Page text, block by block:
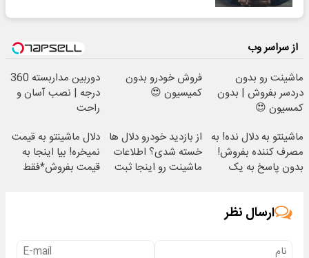
از سراسر وب
ماشینت رو بدون
دردسر بفروش | بدون
کمسیون 😍
فروش خودرو بدون
کمیسیون 😍
دوربین مداربسته 360
درجه | نصب آسان و
راحت
ماشینتو به دلال نده! به
مصرف کننده بفروش!
بدون پاسخ به یک
از بازدید خودرو دلال ها
خسته شدی؟ اطلاعات
ماشینت رو اینجا ثبت
دلال ماشینتو به قیمت
نمیخره! بیا اینجا به
قیمت بفروش*فقط
ارسال نظر